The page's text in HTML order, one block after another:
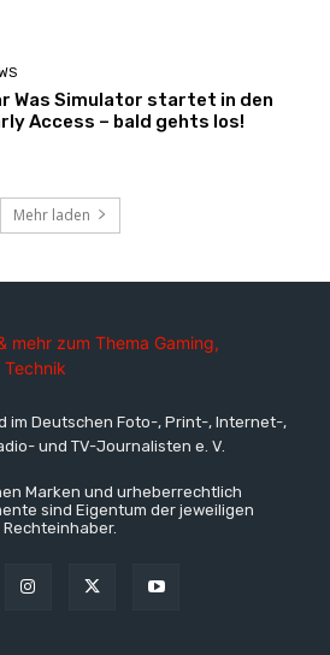
Was Simulator startet in den
Access – bald gehts los!
Mehr laden
im Deutschen Foto-, Print-, Internet-,
und TV-Journalisten e. V.
Marken und urheberrechtlich
sind Eigentum der jeweiligen
Rechteinhaber.